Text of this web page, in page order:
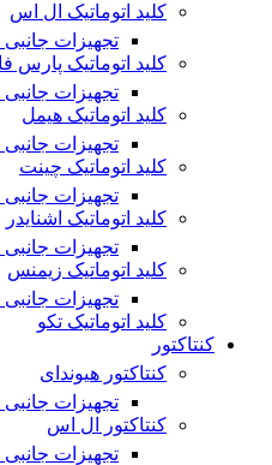
کلید اتوماتیک ال اس
تجهیزات جانبی
کلید اتوماتیک پارس
تجهیزات جانبی
کلید اتوماتیک هیمل
تجهیزات جانبی
کلید اتوماتیک چینت
تجهیزات جانبی
کلید اتوماتیک اشنایدر
تجهیزات جانبی
کلید اتوماتیک زیمنس
تجهیزات جانبی
کلید اتوماتیک تکو
کنتاکتور
کنتاکتور هیوندای
تجهیزات جانبی
کنتاکتور ال اس
تجهیزات